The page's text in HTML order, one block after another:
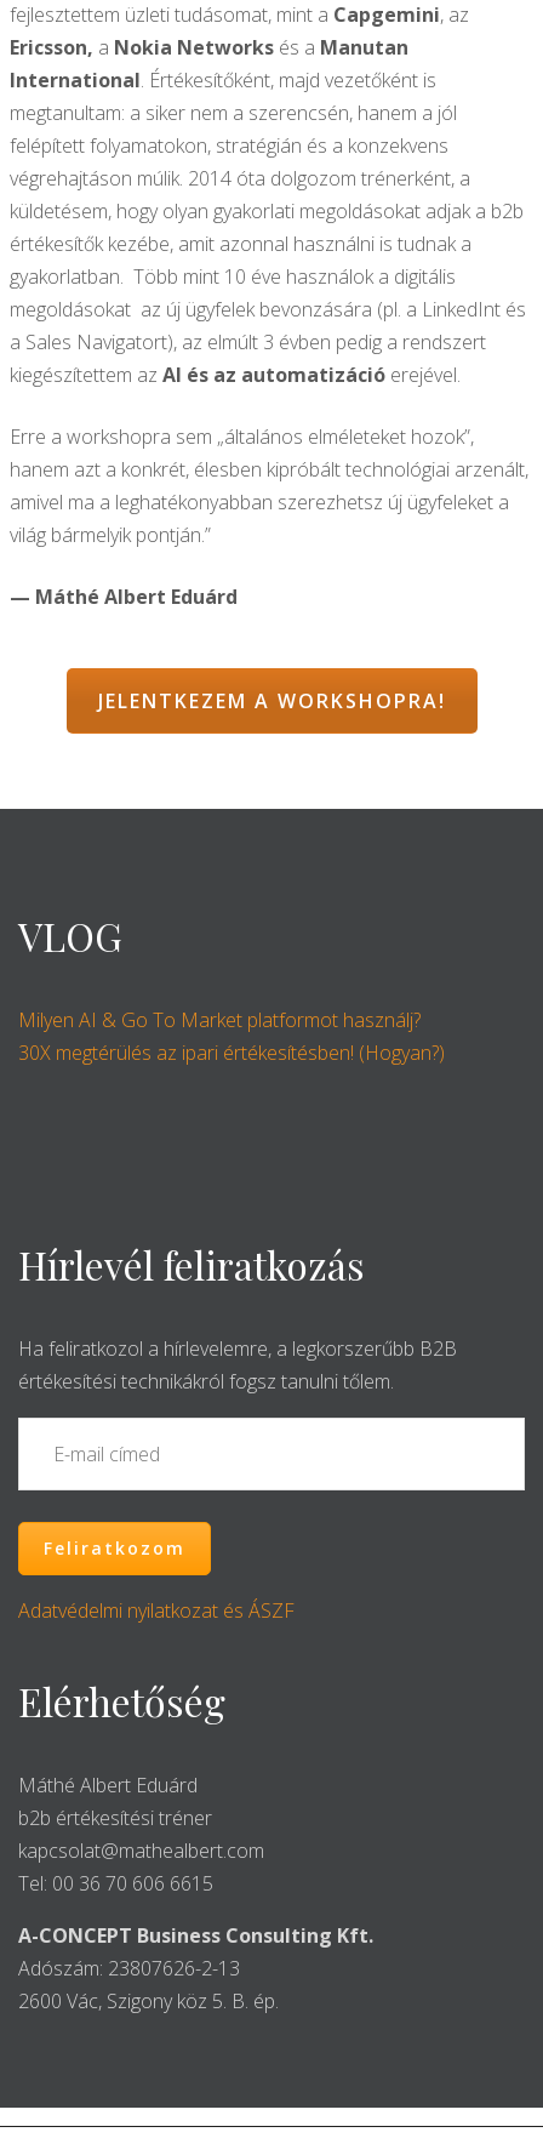
fejlesztettem üzleti tudásomat, mint a Capgemini, az
Ericsson, a Nokia Networks és a Manutan
International. Értékesítőként, majd vezetőként is
megtanultam: a siker nem a szerencsén, hanem a jól
felépített folyamatokon, stratégián és a konzekvens
végrehajtáson múlik. 2014 óta dolgozom trénerként, a
küldetésem, hogy olyan gyakorlati megoldásokat adjak a b2b
értékesítők kezébe, amit azonnal használni is tudnak a
gyakorlatban. Több mint 10 éve használok a digitális
megoldásokat az új ügyfelek bevonzására (pl. a LinkedInt és
a Sales Navigatort), az elmúlt 3 évben pedig a rendszert
kiegészítettem az AI és az automatizációerejével.
Erre a workshopra sem „általános elméleteket hozok”,
hanem azt a konkrét, élesben kipróbált technológiai arzenált,
amivel ma a leghatékonyabban szerezhetsz új ügyfeleket a
világ bármelyik pontján.”
— Máthé Albert Eduárd
JELENTKEZEM A WORKSHOPRA!
VLOG
Milyen AI & Go To Market platformot használj?
30X megtérülés az ipari értékesítésben! (Hogyan?)
Hírlevél feliratkozás
Ha feliratkozol a hírlevelemre, a legkorszerűbb B2B
értékesítési technikákról fogsz tanulni tőlem.
Adatvédelmi nyilatkozat és ÁSZF
Elérhetőség
Máthé Albert Eduárd
b2b értékesítési tréner
kapcsolat@mathealbert.com
Tel: 00 36 70 606 6615
A-CONCEPT Business Consulting Kft.
Adószám: 23807626-2-13
2600 Vác, Szigony köz 5. B. ép.